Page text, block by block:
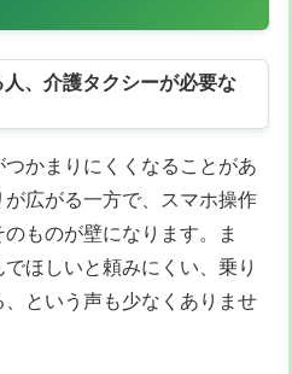
、介護タクシーが必要な
かまりにくくなることがあ
広がる一方で、スマホ操作
ものが壁になります。ま
ほしいと頼みにくい、乗り
という声も少なくありませ